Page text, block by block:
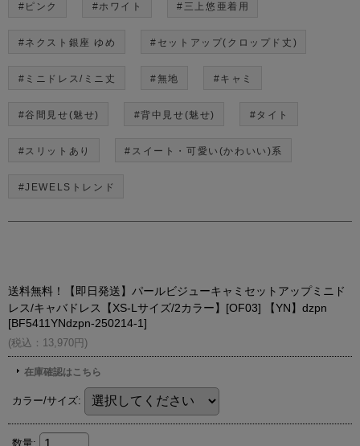
#ピンク #ホワイト #三上悠亜着用
#ネクスト銀座 ゆめ #セットアップ(クロップド丈)
#ミニドレス/ミニ丈 #無地 #キャミ
#谷間見せ(魅せ) #背中見せ(魅せ) #タイト
#スリットあり #スイート・可愛い(かわいい)系
#JEWELSトレンド